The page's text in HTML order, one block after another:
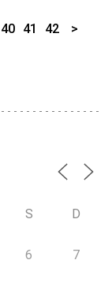
40 41 42 >
S D
6 7